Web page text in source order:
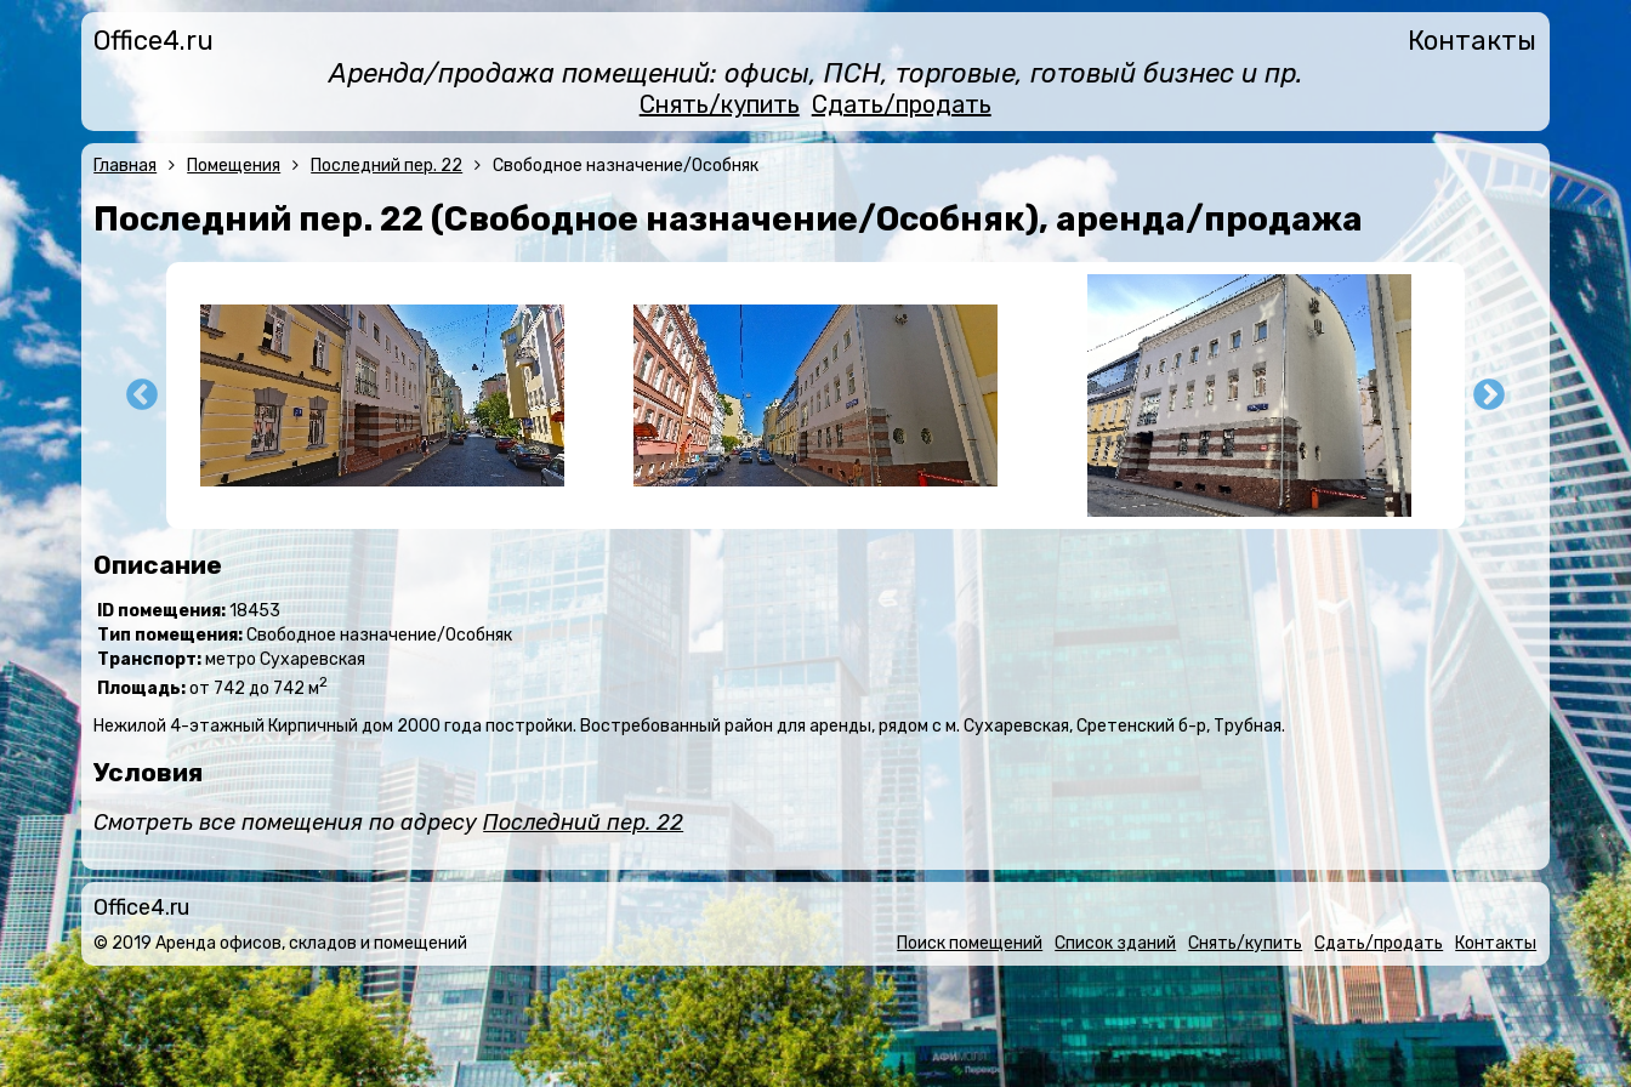
Office4.ru
Контакты
Аренда/продажа помещений: офисы, ПСН, торговые, готовый бизнес и пр.
Снять/купить Сдать/продать
Главная Помещения Последний пер. 22 Свободное назначение/Особняк
Последний пер. 22 (Свободное назначение/Особняк), аренда/продажа
Описание
ID помещения:18453
Тип помещения:Свободное назначение/Особняк
Транспорт:метро Сухаревская
Площадь:от 742 до 742 м2
Нежилой 4-этажный Кирпичный дом 2000 года постройки. Востребованный район для аренды, рядом с м. Сухаревская, Сретенский б-р, Трубная.
Условия
Смотреть все помещения по адресуПоследний пер. 22
Office4.ru
Поиск помещений Список зданий Снять/купить Сдать/продать Контакты
© 2019 Аренда офисов, складов и помещений